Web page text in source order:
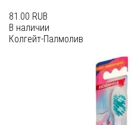
81.00 RUB
В наличии
Колгейт-Палмолив